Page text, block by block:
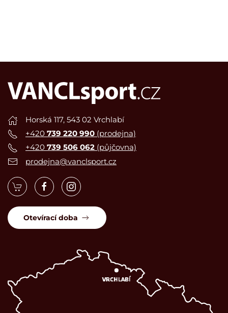
Horská 117, 543 02 Vrchlabí
+420 739 220 990 (prodejna)
+420 739 506 062 (půjčovna)
prodejna@vanclsport.cz
Otevírací doba